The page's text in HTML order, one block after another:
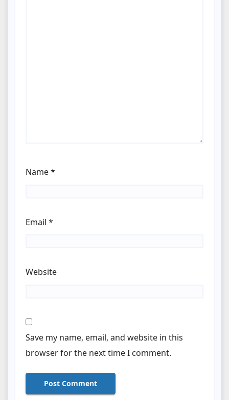
Name*
Email *
Website
Save my name, email, and website in this
browser for the next time I comment.